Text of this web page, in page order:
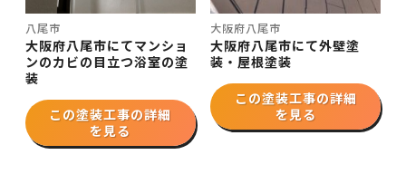
八尾市
大阪府八尾市にてマンショ
ンのカビの目立つ浴室の塗
装
この塗装工事の詳細
を見る
大阪府八尾市
大阪府八尾市にて外壁塗
装・屋根塗装
この塗装工事の詳細
を見る